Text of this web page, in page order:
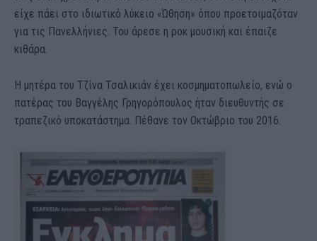
είχε πάει στο ιδιωτικό λύκειο «Ώθηση» όπου προετοιμαζόταν
για τις Πανελλήνιες. Του άρεσε η ροκ μουσική και έπαιζε
κιθάρα.
Η μητέρα του Τζίνα Τσαλικιάν έχει κοσμηματοπωλείο, ενώ ο
πατέρας του Βαγγέλης Γρηγορόπουλος ήταν διευθυντής σε
τραπεζικό υποκατάστημα. Πέθανε τον Οκτώβριο του 2016.